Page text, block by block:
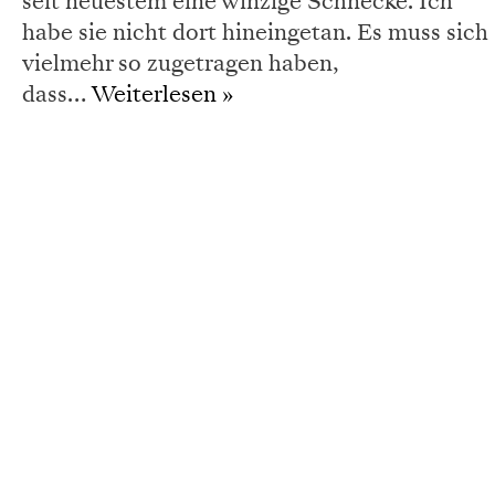
habe sie nicht dort hineingetan. Es muss sich
vielmehr so zugetragen haben,
dass…Weiterlesen »